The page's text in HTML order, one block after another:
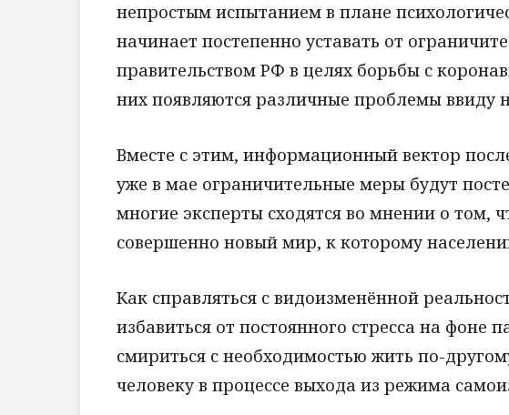
непростым испытанием в плане
начинает постепенно уставать от
правительством РФ в целях борьбы с
них появляются различные проблемы ввиду
Вместе с этим, информационный вектор
уже в мае ограничительные меры будут
многие эксперты сходятся во мнении о том,
совершенно новый мир, к которому
Как справляться с видоизменённой
избавиться от постоянного стресса на фоне
смириться с необходимостью жить по-
человеку в процессе выхода из режима